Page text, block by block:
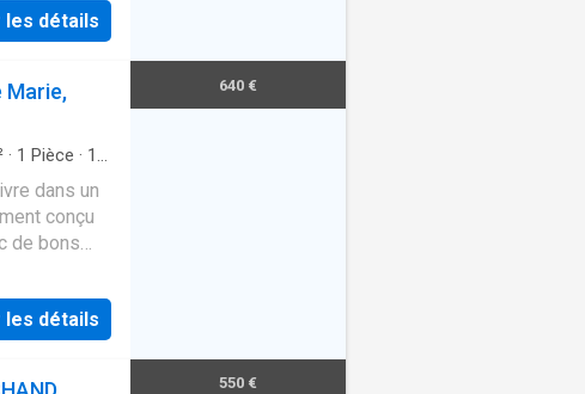
les détails
Marie,
· 1 Pièce · 1
dans un
conçu
de bons
les détails
640 €
550 €